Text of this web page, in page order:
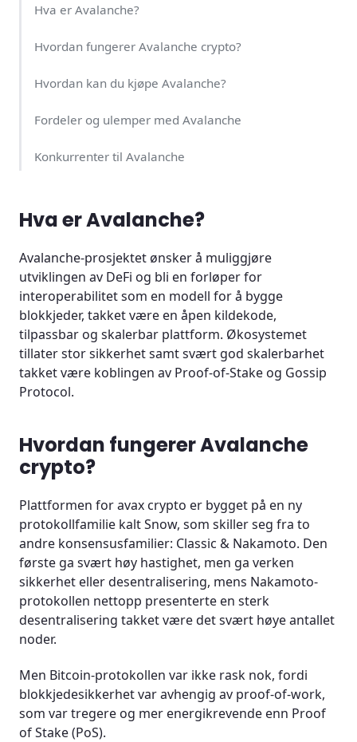
Hva er Avalanche?
Hvordan fungerer Avalanche crypto?
Hvordan kan du kjøpe Avalanche?
Fordeler og ulemper med Avalanche
Konkurrenter til Avalanche
Avalanche eller Ethereum?
Markedsutsikter for kryptovaluta
Er Avalanche en god investering?
Konklusjon
Vanlige spørsmål (FAQ)
Hva er Avalanche?
Avalanche-prosjektet ønsker å muliggjøre
utviklingen av DeFi og bli en forløper for
interoperabilitet som en modell for å bygge
blokkjeder, takket være en åpen kildekode,
tilpassbar og skalerbar plattform. Økosystemet
tillater stor sikkerhet samt svært god skalerbarhet
takket være koblingen av Proof-of-Stake og Gossip
Protocol.
Hvordan fungerer Avalanche
crypto?
Plattformen for avax crypto er bygget på en ny
protokollfamilie kalt Snow, som skiller seg fra to
andre konsensusfamilier: Classic & Nakamoto. Den
første ga svært høy hastighet, men ga verken
sikkerhet eller desentralisering, mens Nakamoto-
protokollen nettopp presenterte en sterk
desentralisering takket være det svært høye antallet
noder.
Men Bitcoin-protokollen var ikke rask nok, fordi
blokkjedesikkerhet var avhengig av proof-of-work,
som var tregere og mer energikrevende enn Proof
of Stake (PoS).